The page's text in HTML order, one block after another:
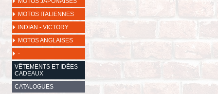
MOTOS ITALIENNES
INDIAN - VICTORY
MOTOS ANGLAISES
-
VÊTEMENTS ET IDÉES
CADEAUX
CATALOGUES